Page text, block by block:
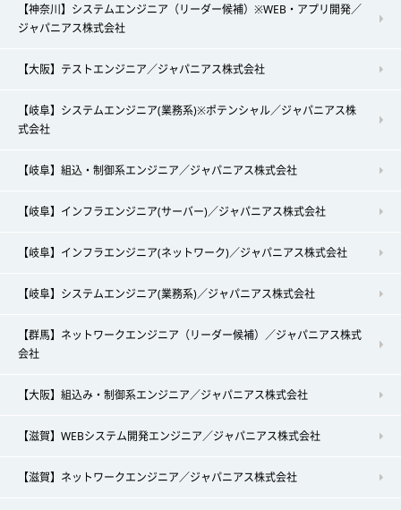
【神奈川】システムエンジニア（リーダー候補）※WEB・アプリ開発／
ジャパニアス株式会社
【大阪】テストエンジニア／ジャパニアス株式会社
【岐阜】システムエンジニア(業務系)※ポテンシャル／ジャパニアス株
式会社
【岐阜】組込・制御系エンジニア／ジャパニアス株式会社
【岐阜】インフラエンジニア(サーバー)／ジャパニアス株式会社
【岐阜】インフラエンジニア(ネットワーク)／ジャパニアス株式会社
【岐阜】システムエンジニア(業務系)／ジャパニアス株式会社
【群馬】ネットワークエンジニア（リーダー候補）／ジャパニアス株式
会社
【大阪】組込み・制御系エンジニア／ジャパニアス株式会社
【滋賀】WEBシステム開発エンジニア／ジャパニアス株式会社
【滋賀】ネットワークエンジニア／ジャパニアス株式会社